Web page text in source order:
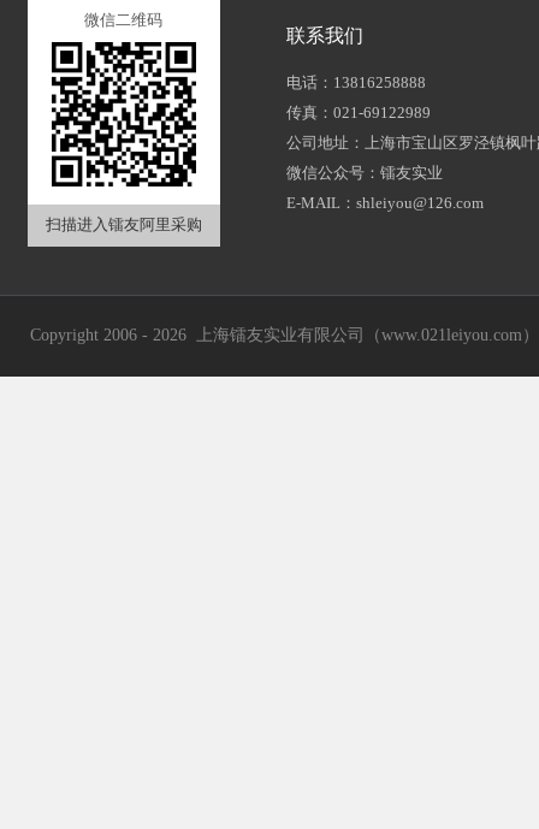
微信二维码
扫描进入镭友阿里采购
联系我们
电话：13816258888
传真：021-69122989
公司地址：上海市宝山区罗泾镇枫
微信公众号：镭友实业
E-MAIL：shleiyou@126.com
Copyright 2006 - 2026 上海镭友实业有限公司（